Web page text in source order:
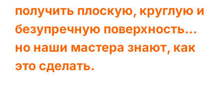
получить плоскую, круглую и
безупречную поверхность…
но наши мастера знают, как
это сделать.